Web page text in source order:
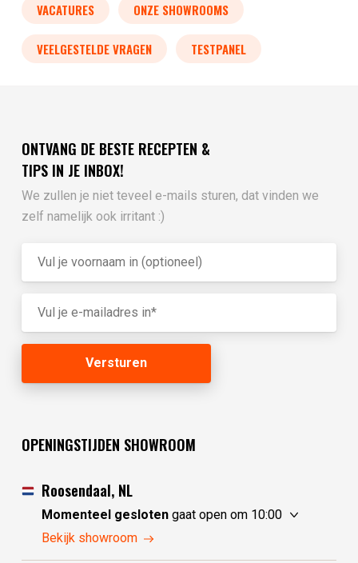
VACATURES ONZE SHOWROOMS
VEELGESTELDE VRAGEN TESTPANEL
ONTVANG DE BESTE RECEPTEN &
TIPS IN JE INBOX!
We zullen je niet teveel e-mails sturen, dat vinden we
zelf namelijk ook irritant :)
OPENINGSTIJDEN SHOWROOM
Roosendaal, NL
Momenteel geslotengaat open om 10:00
vrijdag
zaterdag
10:00 - 17:30
Bekijk showroom